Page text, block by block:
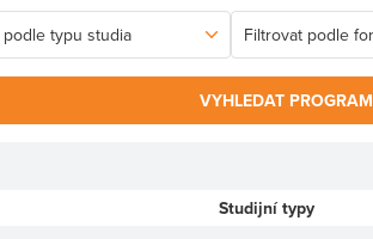
VYHLEDAT PROGRAM
Studijní typy